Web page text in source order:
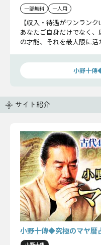
一部無料 一人用
【収入・待遇がワンラン
あなたご自身だけでなく
の才能、それを最大限に
小野十傳
サイト紹介
小野十傳◆究極のマヤ暦